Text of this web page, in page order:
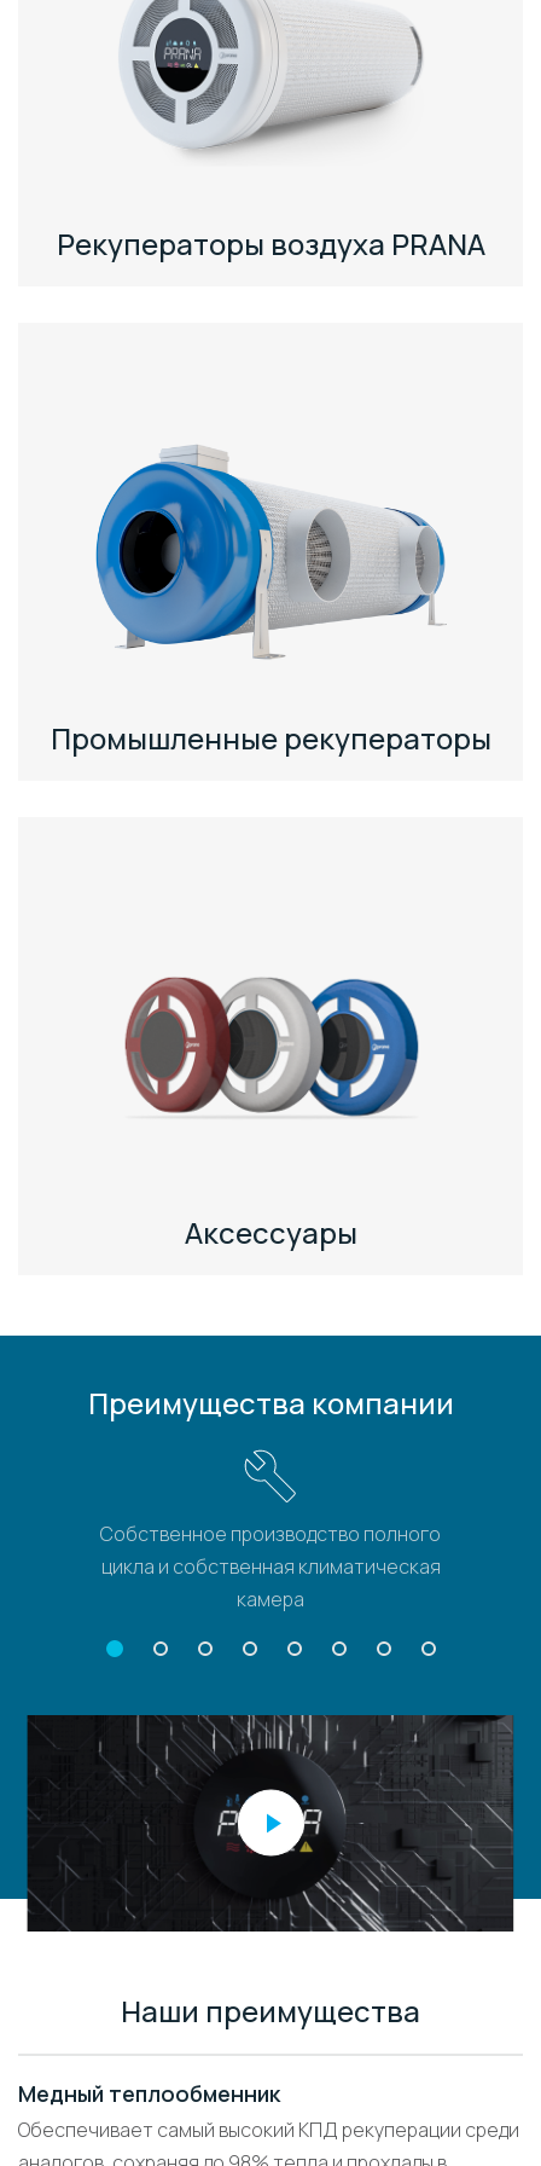
Рекуператоры воздуха PRANA
Промышленные рекуператоры
Аксессуары
Преимущества компании
Собственное производство полного
цикла и собственная климатическая
камера
Наши преимущества
Медный теплообменник
Обеспечивает самый высокий КПД рекуперации среди